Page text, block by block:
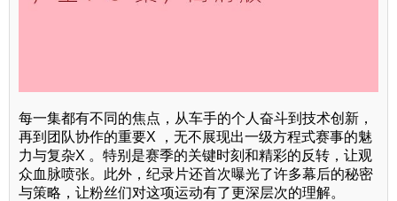
每一集都有不同的焦点，从车手的个人奋斗到技术创新，
再到团队协作的重要X ，无不展现出一级方程式赛事的魅
力与复杂X 。特别是赛季的关键时刻和精彩的反转，让观
众血脉喷张。此外，纪录片还首次曝光了许多幕后的秘密
与策略，让粉丝们对这项运动有了更深层次的理解。